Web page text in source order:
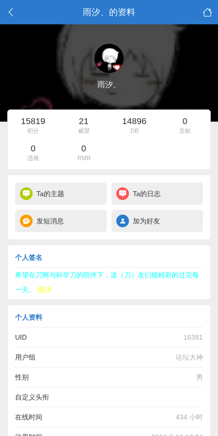
雨汐、的资料
雨汐、
15819
积分
21
威望
14896
DB
0
贡献
0
违规
0
RMB
Ta的主题 Ta的日志
发短消息 加为好友
个人签名
希望在刀网与科学刀的陪伴下，道（刀）友们能精彩的过完每
一天。 -雨汐
个人资料
UID 16381
用户组 论坛大神
性别 男
自定义头衔
刀友出征，寸草不生。雨汐所过，凡人绕道。-后半句纯属开玩
在线时间 434 小时